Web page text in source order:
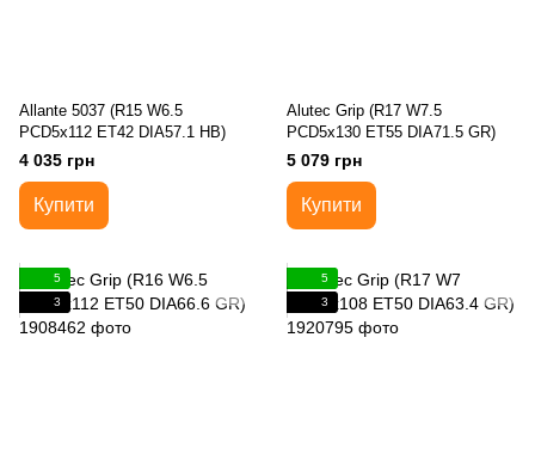
Allante 5037 (R15 W6.5
PCD5x112 ET42 DIA57.1 HB)
4 035 грн
Купити
Alutec Grip (R17 W7.5
PCD5x130 ET55 DIA71.5 GR)
5 079 грн
Купити
5
3
5
3